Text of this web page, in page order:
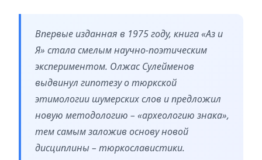
Впервые изданная в 1975 году, книга «Аз и
Я» стала смелым научно-поэтическим
экспериментом. Олжас Сулейменов
выдвинул гипотезу о тюркской
этимологии шумерских слов и предложил
новую методологию – «археологию знака»,
тем самым заложив основу новой
дисциплины – тюркославистики.